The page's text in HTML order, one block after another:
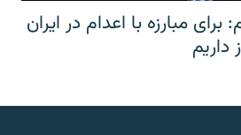
مبارزه با اعدام در ایران